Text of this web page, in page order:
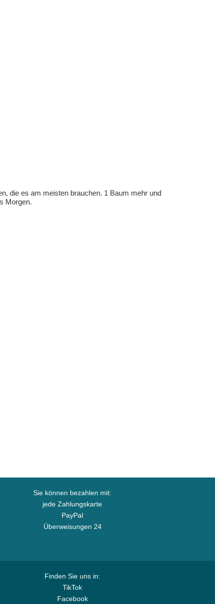
die es am meisten brauchen. 1 Baum mehr und
Morgen.
Sie können bezahlen mit:
jede Zahlungskarte
PayPal
Überweisungen 24
Finden Sie uns in:
TikTok
Facebook